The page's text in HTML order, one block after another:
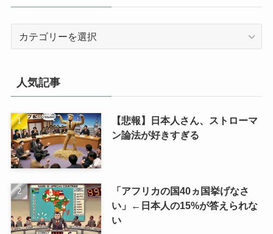
人気記事
【悲報】日本人さん、ストローマ
ン論法が好きすぎる
「アフリカの国40ヵ国挙げなさ
い」←日本人の15%が答えられな
い